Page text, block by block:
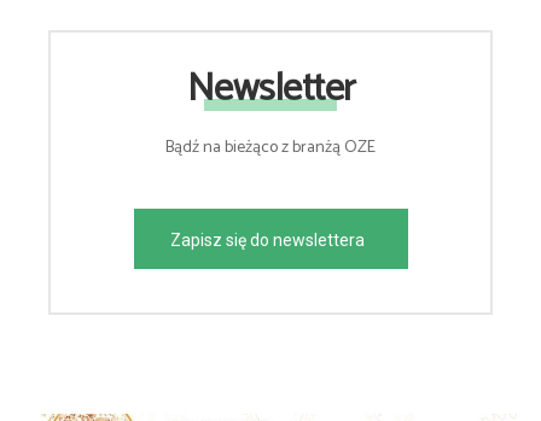
Newsletter
Bądź na bieżąco z branżą OZE
Zapisz się do newslettera